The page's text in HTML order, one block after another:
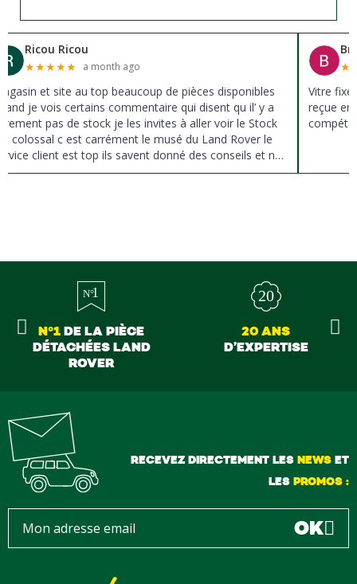
Ricou Ricou
★★★★★ a month ago
et site au top beaucoup de pièces disponibles
je vois certains commentaire qui disent qu il’ y a
pas de stock je les invites à aller voir le Stock
colossal c est carrément le musé du Land Rover le
client est top ils savent donné des conseils et ne
pas à la vente ils sont vraiment au top du top
★
Vitre
reçue
N°1DE LA PIÈCE
DÉTACHÉES LAND
ROVER
20 ANS
D’EXPERTISE
RECEVEZ DIRECTEMENT LES NEWSET
LES PROMOS :
OK